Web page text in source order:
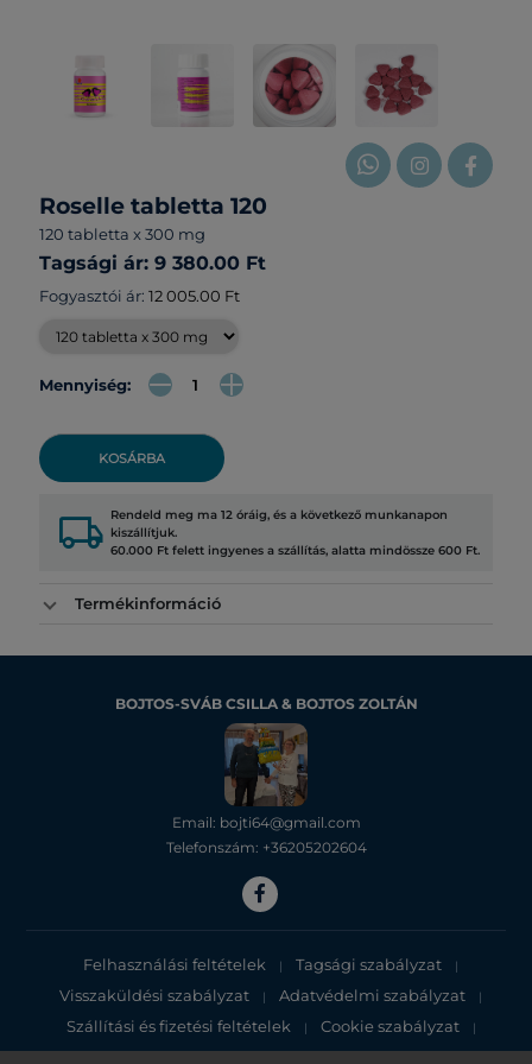
Roselle tabletta 120
120 tabletta x 300 mg
Tagsági ár: 9 380.00 Ft
Fogyasztói ár: 12 005.00 Ft
Mennyiség:
KOSÁRBA
local_shipping Rendeld meg ma 12 óráig, és a következő munkanapon
kiszállítjuk.
60.000 Ft felett ingyenes a szállítás, alatta mindössze 600 Ft.
Termékinformáció
BOJTOS-SVÁB CSILLA & BOJTOS ZOLTÁN
Email: bojti64@gmail.com
Telefonszám: +36205202604
Felhasználási feltételek | Tagsági szabályzat |
Visszaküldési szabályzat | Adatvédelmi szabályzat |
Szállítási és fizetési feltételek | Cookie szabályzat |
Adatvédelmi tájékoztató